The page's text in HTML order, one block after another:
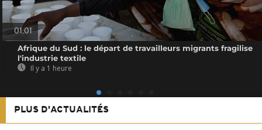
01:01
Afrique du Sud : le départ de travailleurs migrants fragilise
l'industrie textile
Il y a 1 heure
PLUS D'ACTUALITÉS